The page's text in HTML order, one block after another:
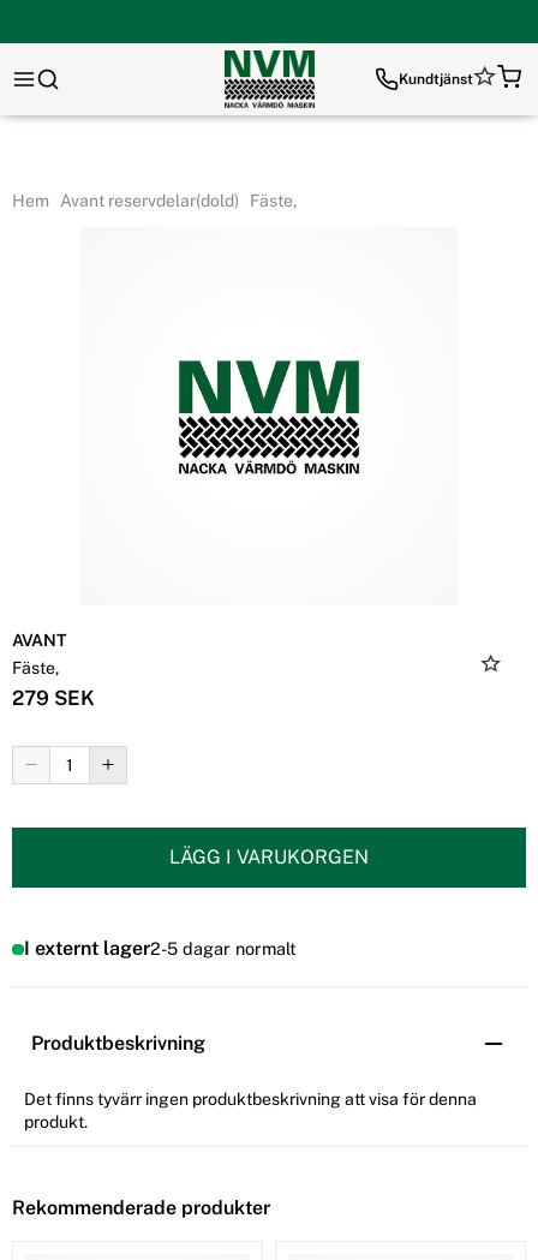
Kundtjänst
Hem Avant reservdelar(dold) Fäste,
AVANT
Fäste,
279 SEK
LÄGG I VARUKORGEN
I externt lager2-5 dagar normalt
Produktbeskrivning
Det finns tyvärr ingen produktbeskrivning att visa för denna
produkt.
Rekommenderade produkter